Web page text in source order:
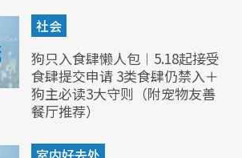
社会
狗只入食肆懒人包︱5.18起接受
食肆提交申请 3类食肆仍禁入＋
狗主必读3大守则（附宠物友善
餐厅推荐）